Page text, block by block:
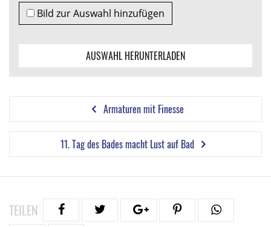
Bild zur Auswahl hinzufügen
AUSWAHL HERUNTERLADEN
Armaturen mit Finesse
11. Tag des Bades macht Lust auf Bad
TEILEN